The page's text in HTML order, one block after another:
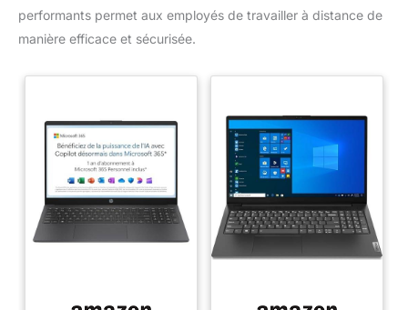
performants permet aux employés de travailler à distance de
manière efficace et sécurisée.